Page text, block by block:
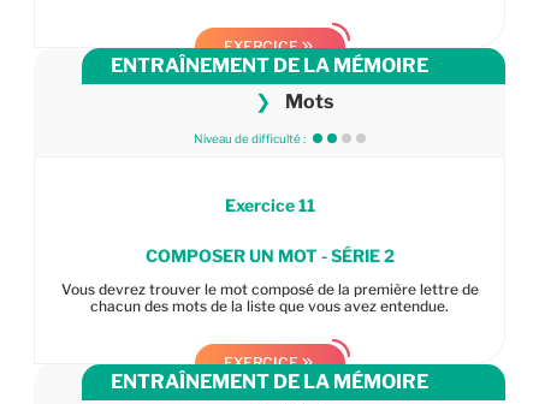
EXERCICE
ENTRAÎNEMENT DE LA MÉMOIRE
❯
Mots
Niveau de difficulté :
Exercice11
COMPOSER UN MOT - SÉRIE 2
Vous devrez trouver le mot composé de la première lettre de
chacun des mots de la liste que vous avez entendue.
EXERCICE
ENTRAÎNEMENT DE LA MÉMOIRE